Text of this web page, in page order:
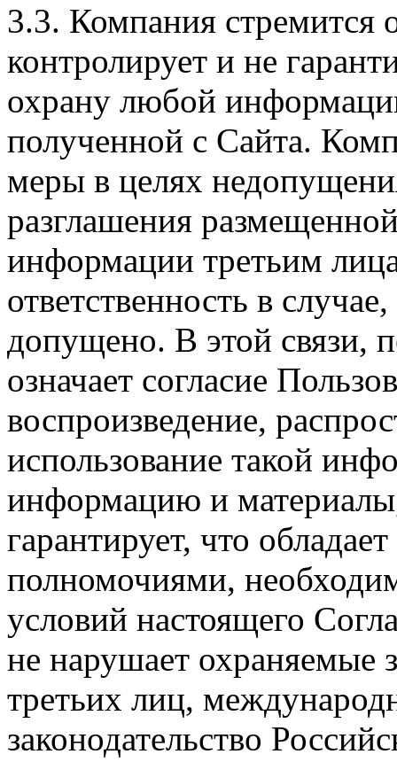
3.3. Компания стремится
контролирует и не
охрану любой
полученной с Сайта.
меры в целях
разглашения
информации третьим
ответственность в
допущено. В этой связи,
означает согласие
воспроизведение,
использование такой
информацию и
гарантирует, что
полномочиями,
условий настоящего
не нарушает охраняемые
третьих лиц,
законодательство